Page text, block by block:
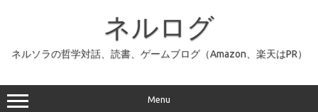
ッ
プ
ネルログ
ネルソラの哲学対話、読書、ゲームブログ（Amazon、楽天はPR）
Menu